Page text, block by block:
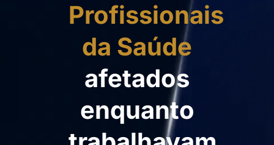
Profissionais
da Saúde
afetados
enquanto